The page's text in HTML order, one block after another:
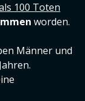
100 Toten
worden.
Männer und